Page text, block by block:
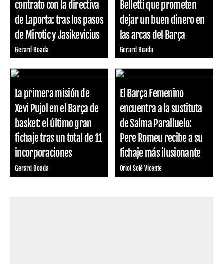
contrato con la directiva
de Laporta: tras los pasos
de Mirotic y Jasikevicius
Gerard Boada
Belletti que prometen
dejar un buen dinero en
las arcas del Barça
Gerard Boada
La primera misión de
Xevi Pujol en el Barça de
basket: el último gran
fichaje tras un total de 11
incorporaciones
Gerard Boada
El Barça Femenino
encuentra a la sustituta
de Salma Paralluelo:
Pere Romeu recibe a su
fichaje más ilusionante
Oriol Solé Vicente